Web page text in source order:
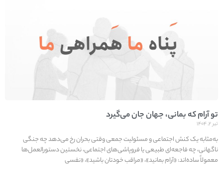
تو آرام که بمانی، جهان جان می‌گیرد
تیر ۲, ۱۴۰۴
به‌مثابه یک کنش اجتماعی و مسئولیت جمعی وقتی بحران رخ می‌دهد چه جنگی
ناگهانی، چه فاجعه‌ای طبیعی یا فروپاشی‌های اجتماعی، نخستین دستورالعمل‌ها
معمولاً ساده‌اند: «آرام بمانید»، «مراقب خودتان باشید»، «نفسی